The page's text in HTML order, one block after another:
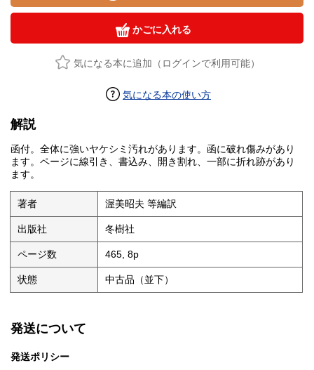
かごに入れる
気になる本に追加（ログインで利用可能）
気になる本の使い方
解説
函付。全体に強いヤケシミ汚れがあります。函に破れ傷みがあり
ます。ページに線引き、書込み、開き割れ、一部に折れ跡があり
ます。
著者 渥美昭夫 等編訳
出版社 冬樹社
ページ数 465, 8p
状態 中古品（並下）
発送について
発送ポリシー